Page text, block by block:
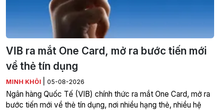
VIB ra mắt One Card, mở ra bước tiến mới
về thẻ tín dụng
MINH KHÔI 05-08-2026
Ngân hàng Quốc Tế (VIB) chính thức ra mắt One Card, mở ra
bước tiến mới về thẻ tín dụng, nơi nhiều hạng thẻ, nhiều hệ